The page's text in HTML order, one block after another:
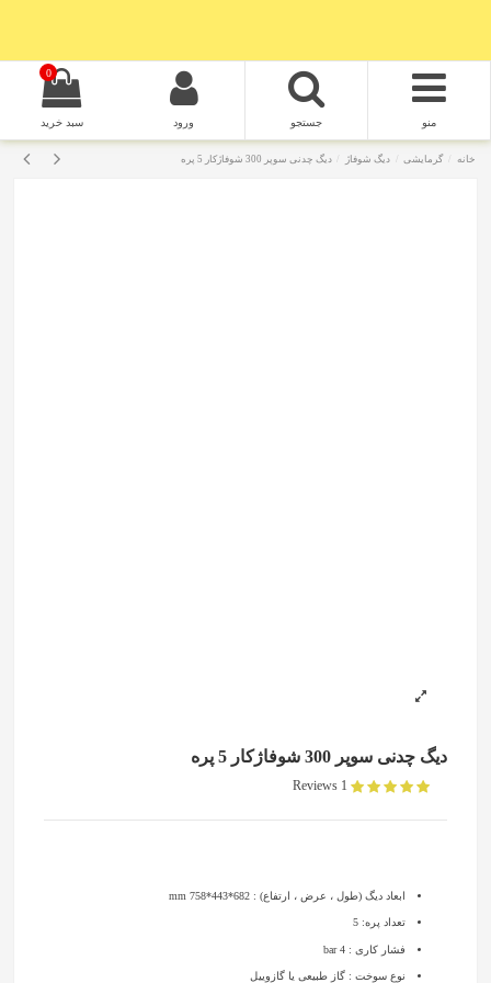
منو جستجو ورود
0
سبد خرید
خانه گرمایشی دیگ شوفاژ دیگ چدنی سوپر 300 شوفاژکار 5 پره
دیگ چدنی سوپر 300 شوفاژکار 5 پره
1 Reviews
ابعاد دیگ (طول ، عرض ، ارتفاع) : 682*443*758 mm
تعداد پره: 5
فشار کاری : 4 bar
نوع سوخت : گاز طبیعی یا گازوییل